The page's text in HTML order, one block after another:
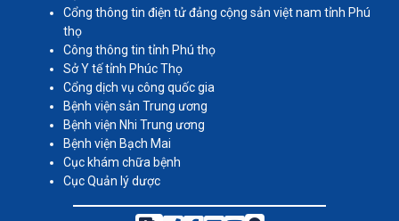
Cổng thông tin điện tử đảng cộng sản việt nam tỉnh Phú
thọ
Công thông tin tỉnh Phú thọ
Sở Y tế tỉnh Phúc Thọ
Cổng dịch vụ công quốc gia
Bệnh viện sản Trung ương
Bệnh viện Nhi Trung ương
Bệnh viện Bạch Mai
Cục khám chữa bệnh
Cục Quản lý dược